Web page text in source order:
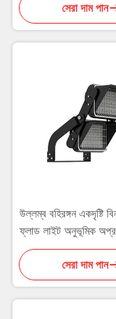
সেরা দাম পান
উল্লম্ব বহিরঙ্গন একদৃষ্টি
ফ্লাড লাইট অনুভূমিক
স্পিল
সেরা দাম পান